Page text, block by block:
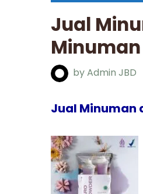
Jual
byAdmin JBD
Jual Minuman